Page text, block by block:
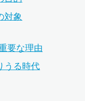
対象
要な理由
うる時代